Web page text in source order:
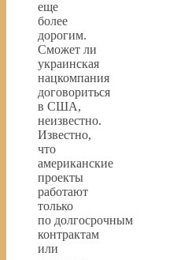
еще
более
дорогим.
Сможет ли
украинская
нацкомпания
договориться
в США,
неизвестно.
Известно,
что
американские
проекты
работают
только
по долгосрочным
контрактам
или